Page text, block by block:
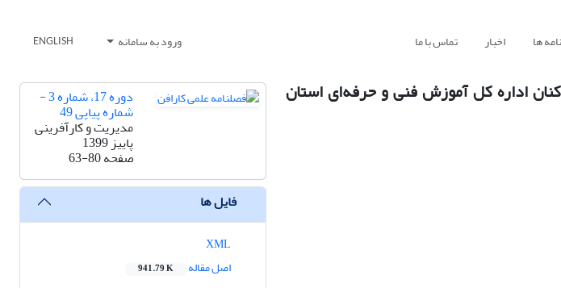
ها اخبار تماس با ما ورود به سامانه ENGLISH
اداره کل آموزش فنی و حرفه‌ای استان دوره 17، شماره 3 -
شماره پیاپی 49
مدیریت و کارآفرینی
پاییز 1399
صفحه63-80
فایل ها
اصل مقاله
941.79 K